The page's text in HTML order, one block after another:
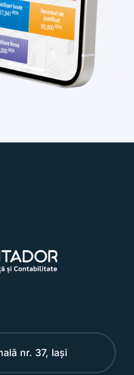
nr. 37, Iași